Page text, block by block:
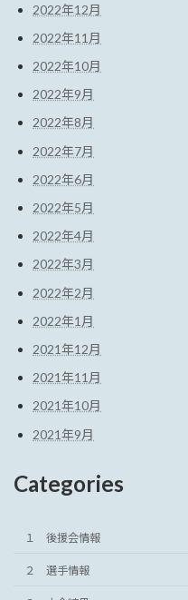
2022年12月
2022年11月
2022年10月
2022年9月
2022年8月
2022年7月
2022年6月
2022年5月
2022年4月
2022年3月
2022年2月
2022年1月
2021年12月
2021年11月
2021年10月
2021年9月
Categories
１ 後援会情報
２ 選手情報